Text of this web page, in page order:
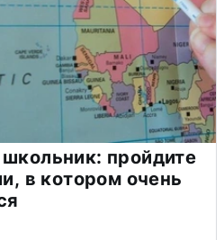
пройдите
в котором очень